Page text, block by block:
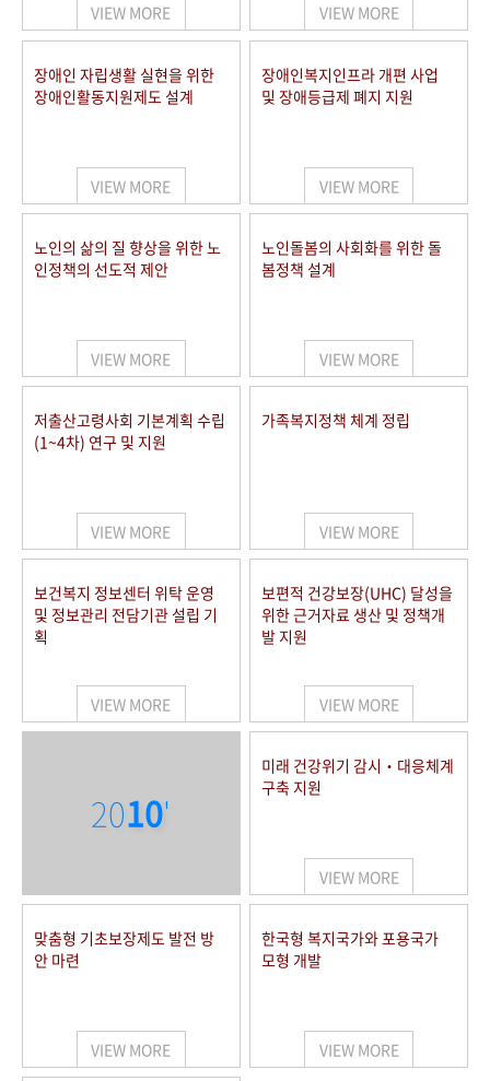
VIEW MORE VIEW MORE
장애인 자립생활 실현을 위한
장애인활동지원제도 설계
VIEW MORE
장애인복지인프라 개편 사업
및 장애등급제 폐지 지원
VIEW MORE
노인의 삶의 질 향상을 위한 노
인정책의 선도적 제안
VIEW MORE
노인돌봄의 사회화를 위한 돌
봄정책 설계
VIEW MORE
저출산고령사회 기본계획 수립
(1~4차) 연구 및 지원
VIEW MORE
가족복지정책 체계 정립
VIEW MORE
보건복지 정보센터 위탁 운영
및 정보관리 전담기관 설립 기
획
VIEW MORE
보편적 건강보장(UHC) 달성을
위한 근거자료 생산 및 정책개
발 지원
VIEW MORE
2010'
미래 건강위기 감시‧대응체계
구축 지원
VIEW MORE
맞춤형 기초보장제도 발전 방
안 마련
VIEW MORE
한국형 복지국가와 포용국가
모형 개발
VIEW MORE